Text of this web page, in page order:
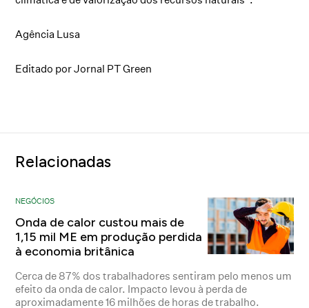
Agência Lusa
Editado por Jornal PT Green
Relacionadas
NEGÓCIOS
Onda de calor custou mais de
1,15 mil ME em produção perdida
à economia britânica
Cerca de 87% dos trabalhadores sentiram pelo menos um
efeito da onda de calor. Impacto levou à perda de
aproximadamente 16 milhões de horas de trabalho.